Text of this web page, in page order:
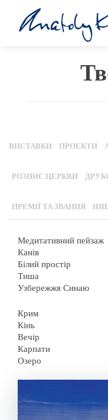
ВИСТАВКИ ПРОЕКТИ
РОЗПИС ЦЕРКВИ
ПРЕМІЇ ТА ЗВАННЯ
Медитативний пейзаж
Канів
Білий простір
Тиша
Узбережжя Синаю
Крим
Кінь
Вечір
Карпати
Озеро